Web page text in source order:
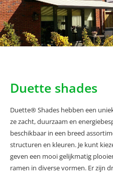
Duette shades
Duette® Shades hebben een
ze zacht, duurzaam en
beschikbaar in een breed
structuren en kleuren. Je kunt
geven een mooi gelijkmatig
ramen in diverse vormen. Er zijn